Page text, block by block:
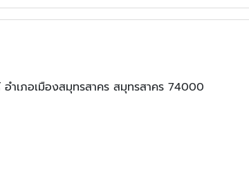
เภอเมืองสมุทรสาคร สมุทรสาคร 74000